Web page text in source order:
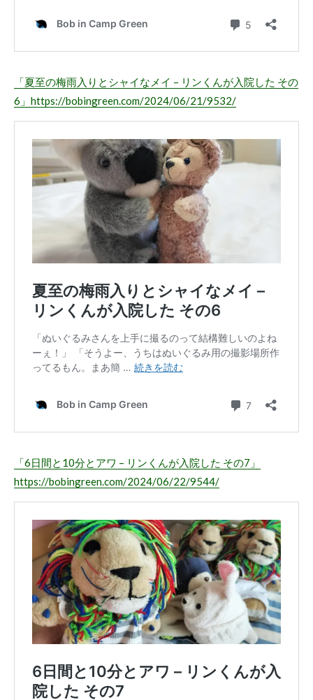
「夏至の梅雨入りとシャイなメイ – リンくんが入院した その
6」 https://bobingreen.com/2024/06/21/9532/
「6日間と10分とアワ – リンくんが入院した その7」
https://bobingreen.com/2024/06/22/9544/